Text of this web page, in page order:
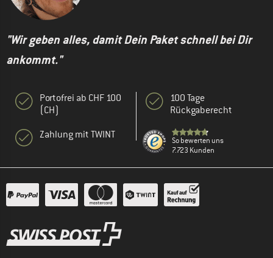
"Wir geben alles, damit Dein Paket schnell bei Dir
ankommt."
Portofrei ab CHF 100
(CH)
Zahlung mit TWINT
100 Tage
Rückgaberecht
So bewerten uns
7.723 Kunden